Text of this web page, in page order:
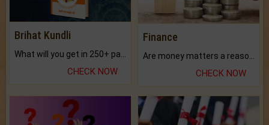
Brihat Kundli
CHECK NOW
Finance
CHECK NOW